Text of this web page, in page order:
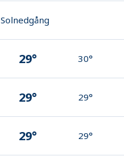
Solnedgång
29° 30°
29° 29°
29° 29°